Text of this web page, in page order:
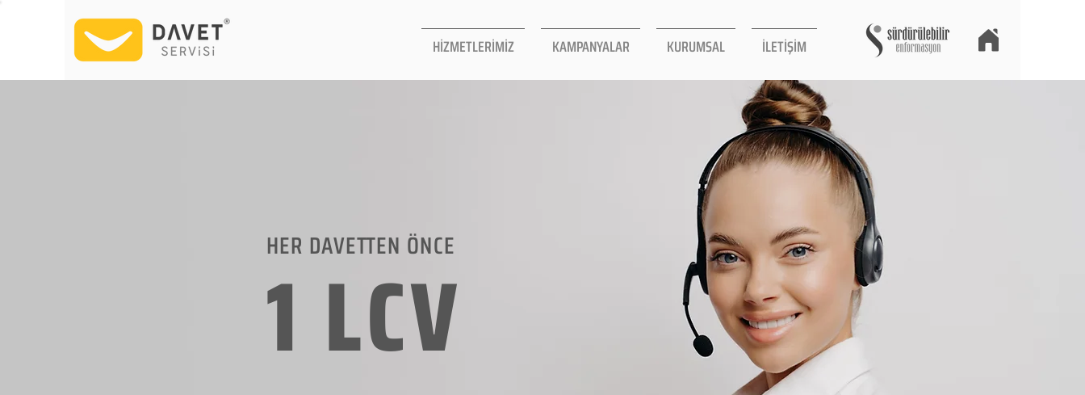
HİZMETLERİMİZ KAMPANYALAR KURUMSAL İLETİŞİM
HER DAVETTEN ÖNCE
1 LCV